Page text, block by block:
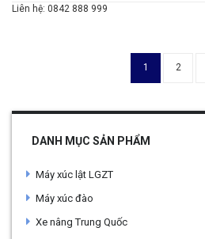
Liên hệ: 0842 888 999
1 2
DANH MỤC SẢN PHẨM
Máy xúc lật LGZT
Máy xúc đào
Xe nâng Trung Quốc